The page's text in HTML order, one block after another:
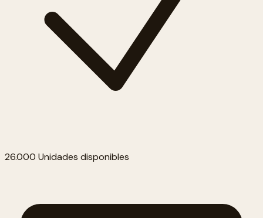
26.000 Unidades disponibles